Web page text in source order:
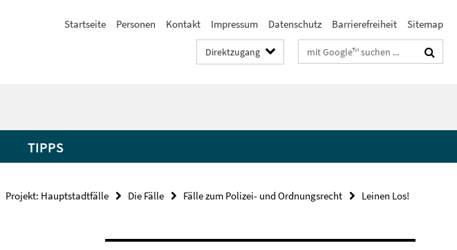
Startseite Personen Kontakt Impressum Datenschutz Barrierefreiheit Sitemap
Direktzugang Suchbegriffe
TIPPS
Projekt: Hauptstadtfälle Die Fälle Fälle zum Polizei- und Ordnungsrecht
Leinen Los!